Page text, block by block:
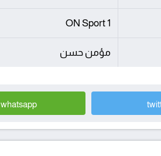
ON Sport 1
مؤمن حسن
whatsapp